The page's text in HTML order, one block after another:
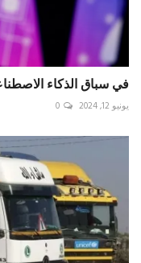
في سباق الذكاء
يونيو 12, 2024 0